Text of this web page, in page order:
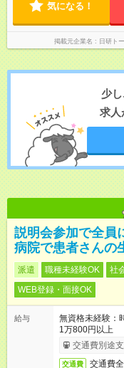
気になる！
掲載元企業名 日研ト
少
求人
説明会参加で全員
病院で患者さんの
派遣 職種未経験OK 社
WEB登録・面接OK
給与
無資格未経験
1万800円以上
交通費別途
交通費 交通費